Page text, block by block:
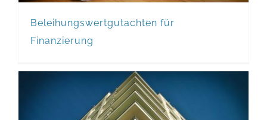
Beleihungswertgutachten für
Finanzierung
Mietwertgutachten um den Mietpreis